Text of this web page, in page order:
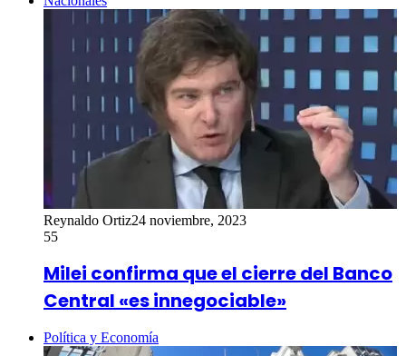
Reynaldo Ortiz24 noviembre, 2023
55
Milei confirma que el cierre del Banco
Central «es innegociable»
Política y Economía